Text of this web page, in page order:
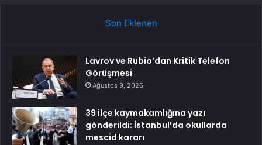
Son Eklenen
Lavrov ve Rubio’dan Kritik Telefon
Görüşmesi
Ağustos 9, 2026
39 ilçe kaymakamlığına yazı
gönderildi: İstanbul’da okullarda
mescid kararı